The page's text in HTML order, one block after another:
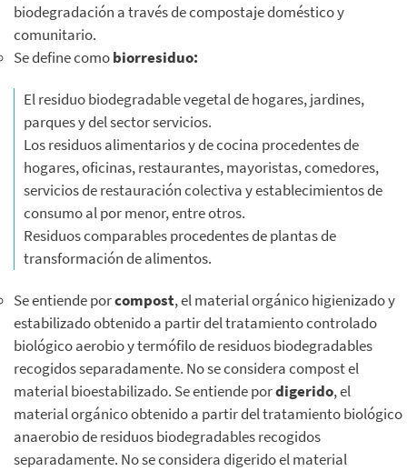
biodegradación a través de compostaje doméstico y
comunitario.
Se define comobiorresiduo:
El residuo biodegradable vegetal de hogares, jardines,
parques y del sector servicios.
Los residuos alimentarios y de cocina procedentes de
hogares, oficinas, restaurantes, mayoristas, comedores,
servicios de restauración colectiva y establecimientos de
consumo al por menor, entre otros.
Residuos comparables procedentes de plantas de
transformación de alimentos.
Se entiende porcompost, el material orgánico higienizado y
estabilizado obtenido a partir del tratamiento controlado
biológico aerobio y termófilo de residuos biodegradables
recogidos separadamente. No se considera compost el
material bioestabilizado. Se entiende pordigerido, el
material orgánico obtenido a partir del tratamiento biológico
anaerobio de residuos biodegradables recogidos
separadamente. No se considera digerido el material